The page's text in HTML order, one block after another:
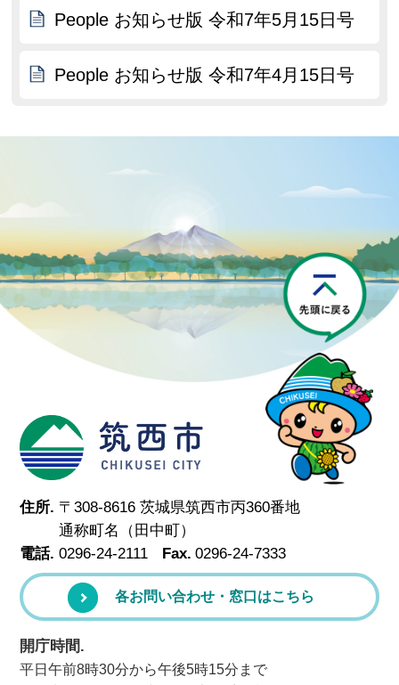
People お知らせ版 令和7年5月15日号
People お知らせ版 令和7年4月15日号
筑西市
住所. 〒308-8616 茨城県筑西市丙360番地
通称町名（田中町）
電話. 0296-24-2111 Fax. 0296-24-7333
各お問い合わせ・窓口はこちら
開庁時間.
平日午前8時30分から午後5時15分まで